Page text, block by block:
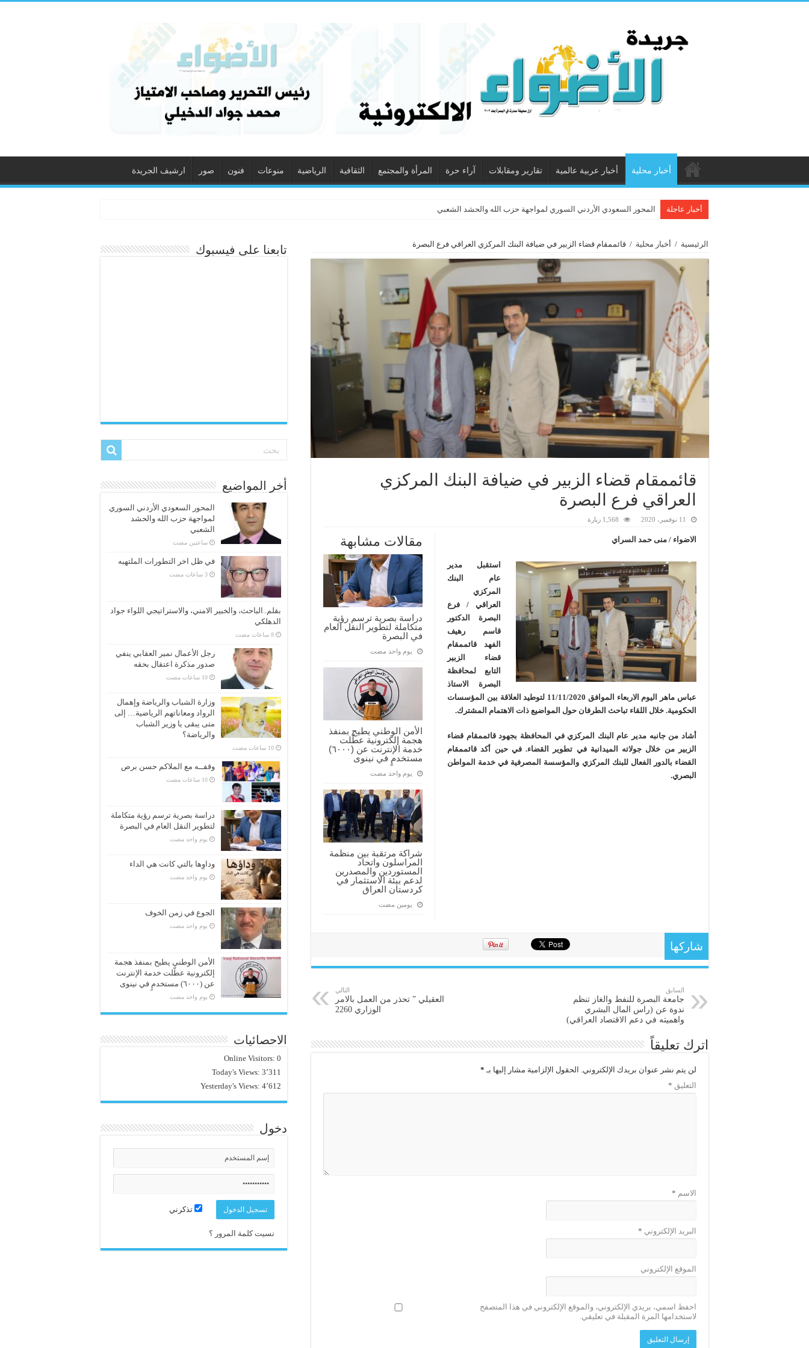
أخبار محلية أخبار عربية عالمية تقارير ومقابلات آراء حرة المرأة والمجتمع الثقافية الرياضية منوعات فنون صور ارشيف الجريدة
أخبار عاجلة المحور السعودي الأردني السوري لمواجهة حزب الله والحشد الشعبي
الرئيسية / أخبار محلية / قائممقام قضاء الزبير في ضيافة البنك المركزي العراقي فرع البصرة
قائممقام قضاء الزبير في ضيافة البنك المركزي
العراقي فرع البصرة
11 نوفمبر، 2020 1,568 زيارة
مقالات مشابهة
دراسة بصرية ترسم رؤية
متكاملة لتطوير النقل العام
في البصرة
‏يوم واحد مضت
الأمن الوطني يطيح بمنفذ
هجمة إلكترونية عطّلت
خدمة الإنترنت عن (٦٠٠٠)
مستخدمٍ في نينوى
‏يوم واحد مضت
شراكة مرتقبة بين منظمة
المراسلون واتحاد
المستوردين والمصدرين
لدعم بيئة الاستثمار في
كردستان العراق
‏يومين مضت
الاضواء / منى حمد السراي
استقبل مدير
عام البنك
المركزي
العراقي / فرع
البصرة الدكتور
قاسم رهيف
الفهد قائممقام
قضاء الزبير
التابع لمحافظة
البصرة الاستاذ
عباس ماهر اليوم الاربعاء الموافق 11/11/2020 لتوطيد العلاقة بين المؤسسات
الحكومية. خلال اللقاء تباحث الطرفان حول المواضيع ذات الاهتمام المشترك.
أشاد من جانبه مدير عام البنك المركزي في المحافظة بجهود قائممقام قضاء
الزبير من خلال جولاته الميدانية في تطوير القضاء.في حين أكد قائممقام
القضاء بالدور الفعال للبنك المركزي والمؤسسة المصرفية في خدمة المواطن
البصري.
شاركها
السابق
جامعة البصرة للنفط والغاز تنظم
ندوة عن (راس المال البشري
واهميته في دعم الاقتصاد العراقي)
التالي
العقيلي ” تحذر من العمل بالامر
الوزاري 2260
اترك تعليقاً
لن يتم نشر عنوان بريدك الإلكتروني. الحقول الإلزامية مشار إليها بـ *
التعليق *
الاسم *
البريد الإلكتروني *
الموقع الإلكتروني
احفظ اسمي، بريدي الإلكتروني، والموقع الإلكتروني في هذا المتصفح
لاستخدامها المرة المقبلة في تعليقي.
تابعنا على فيسبوك
أخر المواضيع
المحور السعودي الأردني السوري
لمواجهة حزب الله والحشد
الشعبي
‏ساعتين مضت
في ظل اخر التطورات الملتهبه
بقلم..الباحث، والخبير الامني، والاستراتيجي اللواء جواد
الدهلكي
رجل الأعمال نمير العقابي ينفي
صدور مذكرة اعتقال بحقه
وزارة الشباب والرياضة وإهمال
الرواد ومعاناتهم الرياضية… إلى
متى يبقى يا وزير الشباب
والرياضة؟
وقفــه مع الملاكم حسن برص
دراسة بصرية ترسم رؤية متكاملة
لتطوير النقل العام في البصرة
‏يوم واحد مضت
وداوِها بالتي كانت هي الداء
‏يوم واحد مضت
الجوع في زمن الخوف
‏يوم واحد مضت
الأمن الوطني يطيح بمنفذ هجمة
إلكترونية عطّلت خدمة الإنترنت
عن (٦٠٠٠) مستخدمٍ في نينوى
‏يوم واحد مضت
الاحصائيات
Online Visitors: 0
Today's Views: 3٬311
Yesterday's Views: 4٬612
دخول
تذكرني
نسيت كلمة المرور ؟